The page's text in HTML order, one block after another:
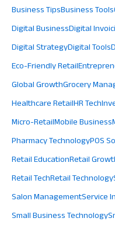
Business TipsBusiness Tools
Digital BusinessDigital
Digital StrategyDigital Tools
Eco-Friendly Retail
Global GrowthGrocery
Healthcare RetailHR Tech
Micro-RetailMobile Business
Pharmacy TechnologyPOS
Retail EducationRetail
Retail TechRetail Technology
Salon ManagementService
Small Business Technology